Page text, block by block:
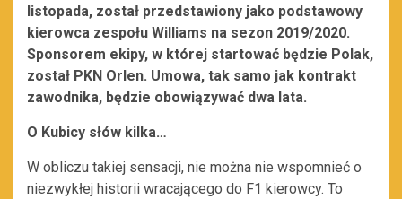
listopada, został przedstawiony jako podstawowy
kierowca zespołu Williams na sezon 2019/2020.
Sponsorem ekipy, w której startować będzie Polak,
został PKN Orlen. Umowa, tak samo jak kontrakt
zawodnika, będzie obowiązywać dwa lata.
O Kubicy słów kilka…
W obliczu takiej sensacji, nie można nie wspomnieć o
niezwykłej historii wracającego do F1 kierowcy. To